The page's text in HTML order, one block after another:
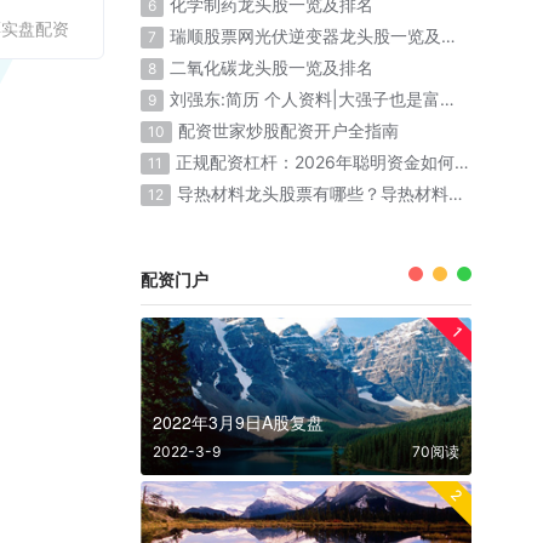
盘配资
6
7 瑞顺股票网光伏逆变器龙头股一览及排名
8 二氧化碳龙头股一览及排名
9 刘强东:简历 个人资料|大强子也是富二代出生
10 配资世家炒股配资开户全指南
11 正规配资杠杆：2026年聪明资金如何放大收益
12 导热材料龙头股票有哪些？导热材料概念股票名单一览表
配资门户
1
2022年3月9日A股复盘
2022-3-9 70阅读
2